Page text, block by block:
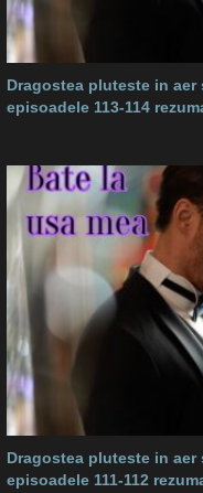
Dragostea pluteste in
episoadele 113-114
Dragostea pluteste in
episoadele 111-112